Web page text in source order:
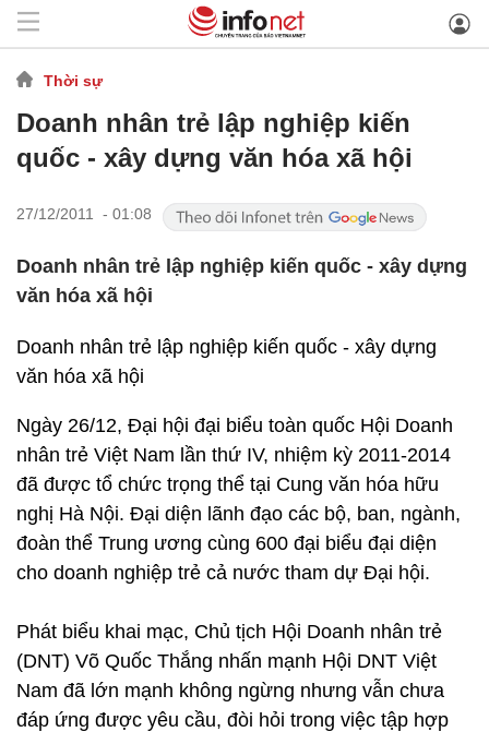
Thời sự
Doanh nhân trẻ lập nghiệp kiến
quốc - xây dựng văn hóa xã hội
27/12/2011 - 01:08
Doanh nhân trẻ lập nghiệp kiến quốc - xây dựng
văn hóa xã hội
Doanh nhân trẻ lập nghiệp kiến quốc - xây dựng
văn hóa xã hội
Ngày 26/12, Đại hội đại biểu toàn quốc Hội Doanh
nhân trẻ Việt Nam lần thứ IV, nhiệm kỳ 2011-2014
đã được tổ chức trọng thể tại Cung văn hóa hữu
nghị Hà Nội. Đại diện lãnh đạo các bộ, ban, ngành,
đoàn thể Trung ương cùng 600 đại biểu đại diện
cho doanh nghiệp trẻ cả nước tham dự Đại hội.
Phát biểu khai mạc, Chủ tịch Hội Doanh nhân trẻ
(DNT) Võ Quốc Thắng nhấn mạnh Hội DNT Việt
Nam đã lớn mạnh không ngừng nhưng vẫn chưa
đáp ứng được yêu cầu, đòi hỏi trong việc tập hợp